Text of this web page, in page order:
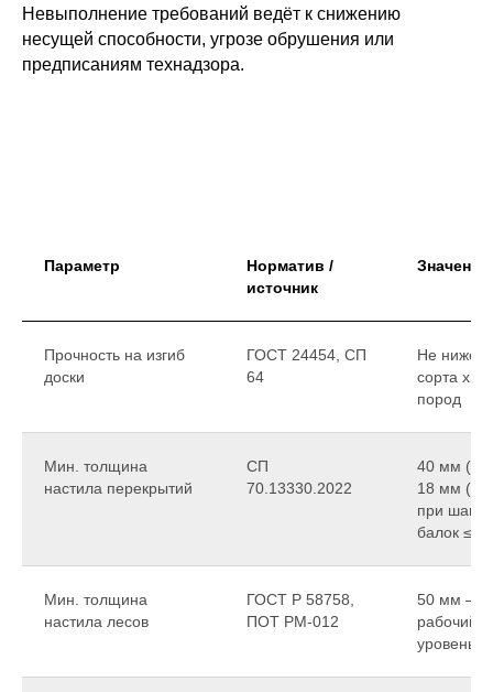
Невыполнение требований ведёт к снижению
несущей способности, угрозе обрушения или
предписаниям технадзора.
Параметр
Норматив /
источник
Значение
Прочность на изгиб
доски
ГОСТ 24454, СП
64
Не ниже
сорта
пород
Мин. толщина
настила перекрытий
СП
70.13330.2022
40 мм
18 мм
при шаге
балок ≤
Мин. толщина
настила лесов
ГОСТ Р 58758,
ПОТ РМ-012
50 мм —
рабочий
уровень